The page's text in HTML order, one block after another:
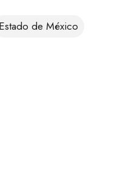
Estado de México